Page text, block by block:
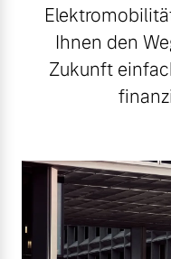
Ihnen den
Zukunft